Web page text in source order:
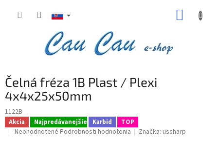
Čelná fréza 1B Plast / Plexi
4x4x25x50mm
1122B
Akcia Najpredávanejšie Karbid TOP
Priemerné
Neohodnotené Podrobnosti hodnotenia Značka:ussharp